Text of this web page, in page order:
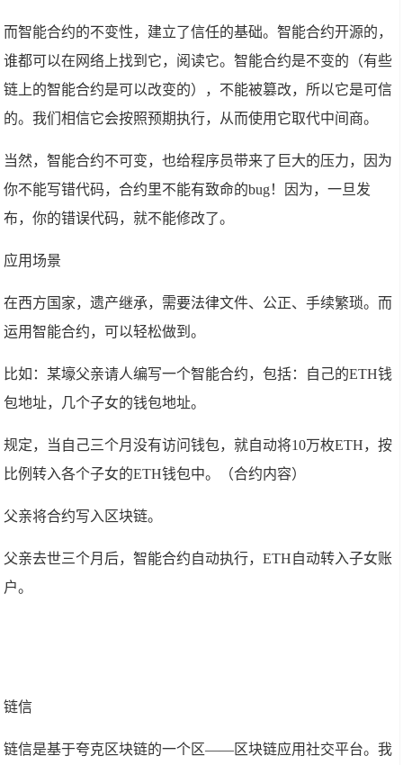
而智能合约的不变性，建立了信任的基础。智能合约开源的，
谁都可以在网络上找到它，阅读它。智能合约是不变的（有些
链上的智能合约是可以改变的），不能被篡改，所以它是可信
的。我们相信它会按照预期执行，从而使用它取代中间商。
当然，智能合约不可变，也给程序员带来了巨大的压力，因为
你不能写错代码，合约里不能有致命的bug！因为，一旦发
布，你的错误代码，就不能修改了。
应用场景
在西方国家，遗产继承，需要法律文件、公正、手续繁琐。而
运用智能合约，可以轻松做到。
比如：某壕父亲请人编写一个智能合约，包括：自己的ETH钱
包地址，几个子女的钱包地址。
规定，当自己三个月没有访问钱包，就自动将10万枚ETH，按
比例转入各个子女的ETH钱包中。（合约内容）
父亲将合约写入区块链。
父亲去世三个月后，智能合约自动执行，ETH自动转入子女账
户。
链信
链信是基于夸克区块链的一个区——区块链应用社交平台。我